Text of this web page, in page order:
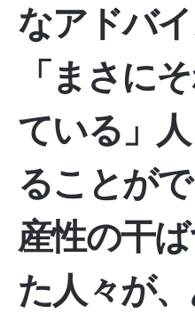
なアドバ
「まさに
ている」
ることが
産性の干
た人々が